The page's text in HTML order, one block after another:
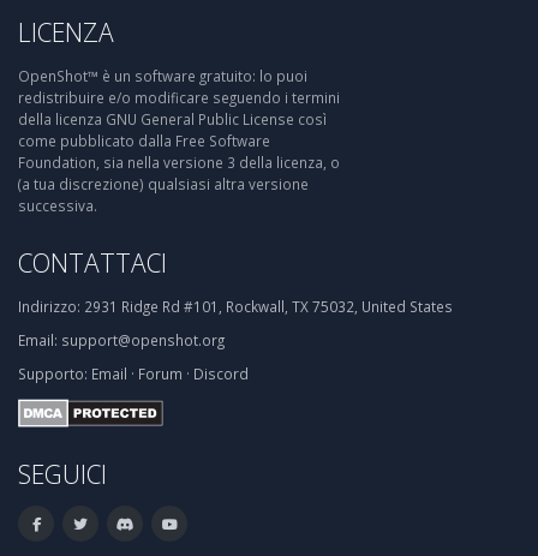
LICENZA
OpenShot™ è un software gratuito: lo puoi
redistribuire e/o modificare seguendo i termini
della licenza GNU General Public License così
come pubblicato dalla Free Software
Foundation, sia nella versione 3 della licenza, o
(a tua discrezione) qualsiasi altra versione
successiva.
CONTATTACI
Indirizzo: 2931 Ridge Rd #101, Rockwall, TX 75032, United States
Email: support@openshot.org
Supporto: Email · Forum · Discord
SEGUICI